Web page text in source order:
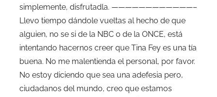
simplemente, disfrutadla. ————————————–
Llevo tiempo dándole vueltas al hecho de que
alguien, no se si de la NBC o de la ONCE, está
intentando hacernos creer que Tina Fey es una tía
buena. No me malentienda el personal, por favor.
No estoy diciendo que sea una adefesia pero,
ciudadanos del mundo, creo que estamos